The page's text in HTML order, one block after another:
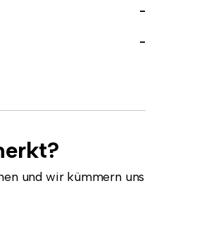
-
-
und wir kümmern uns